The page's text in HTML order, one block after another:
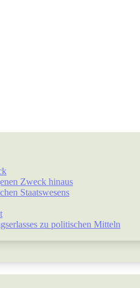
Zweck hinaus
Staatswesens
zu politischen Mitteln